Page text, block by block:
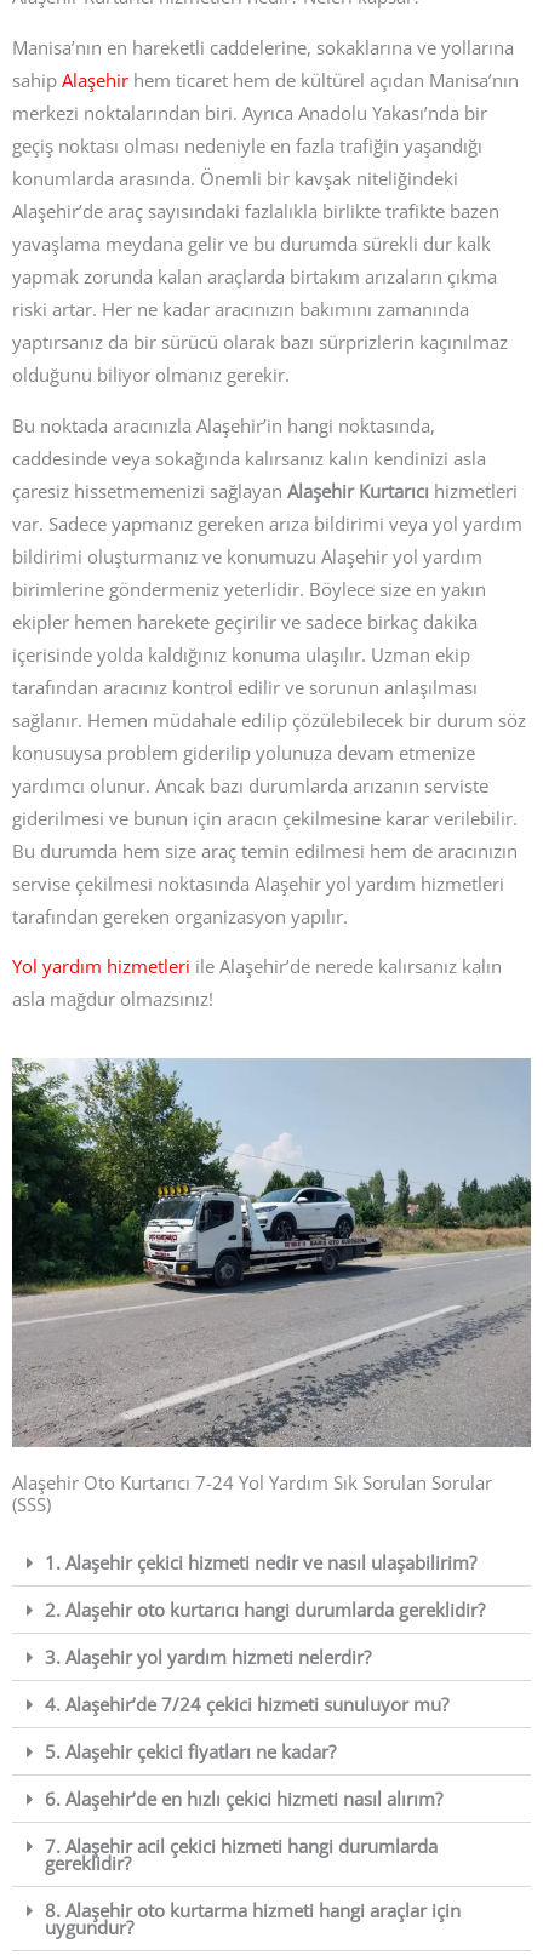
Manisa’nın en hareketli caddelerine, sokaklarına ve yollarına
sahip Alaşehir hem ticaret hem de kültürel açıdan Manisa’nın
merkezi noktalarından biri. Ayrıca Anadolu Yakası’nda bir
geçiş noktası olması nedeniyle en fazla trafiğin yaşandığı
konumlarda arasında. Önemli bir kavşak niteliğindeki
Alaşehir’de araç sayısındaki fazlalıkla birlikte trafikte bazen
yavaşlama meydana gelir ve bu durumda sürekli dur kalk
yapmak zorunda kalan araçlarda birtakım arızaların çıkma
riski artar. Her ne kadar aracınızın bakımını zamanında
yaptırsanız da bir sürücü olarak bazı sürprizlerin kaçınılmaz
olduğunu biliyor olmanız gerekir.
Bu noktada aracınızla Alaşehir’in hangi noktasında,
caddesinde veya sokağında kalırsanız kalın kendinizi asla
çaresiz hissetmemenizi sağlayan Alaşehir Kurtarıcı hizmetleri
var. Sadece yapmanız gereken arıza bildirimi veya yol yardım
bildirimi oluşturmanız ve konumuzu Alaşehir yol yardım
birimlerine göndermeniz yeterlidir. Böylece size en yakın
ekipler hemen harekete geçirilir ve sadece birkaç dakika
içerisinde yolda kaldığınız konuma ulaşılır. Uzman ekip
tarafından aracınız kontrol edilir ve sorunun anlaşılması
sağlanır. Hemen müdahale edilip çözülebilecek bir durum söz
konusuysa problem giderilip yolunuza devam etmenize
yardımcı olunur. Ancak bazı durumlarda arızanın serviste
giderilmesi ve bunun için aracın çekilmesine karar verilebilir.
Bu durumda hem size araç temin edilmesi hem de aracınızın
servise çekilmesi noktasında Alaşehir yol yardım hizmetleri
tarafından gereken organizasyon yapılır.
Yol yardım hizmetleri ile Alaşehir’de nerede kalırsanız kalın
asla mağdur olmazsınız!
Alaşehir Oto Kurtarıcı 7-24 Yol Yardım ​Sık Sorulan Sorular
(SSS)
1. Alaşehir çekici hizmeti nedir ve nasıl ulaşabilirim?
2. Alaşehir oto kurtarıcı hangi durumlarda gereklidir?
3. Alaşehir yol yardım hizmeti nelerdir?
4. Alaşehir’de 7/24 çekici hizmeti sunuluyor mu?
5. Alaşehir çekici fiyatları ne kadar?
6. Alaşehir’de en hızlı çekici hizmeti nasıl alırım?
7. Alaşehir acil çekici hizmeti hangi durumlarda
gereklidir?
8. Alaşehir oto kurtarma hizmeti hangi araçlar için
uygundur?